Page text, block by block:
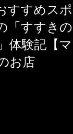
すすめスポ
「すすきの
体験記【マ
お店